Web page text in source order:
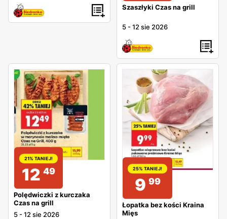
Szaszłyki Czas na grill
5 -12 sie 2026
21% TANIEJ!
12 49
Polędwiczki z kurczaka
Czas na grill
5 -12 sie 2026
25% TANIEJ!
9 99
Łopatka bez kości Kraina
Mięs